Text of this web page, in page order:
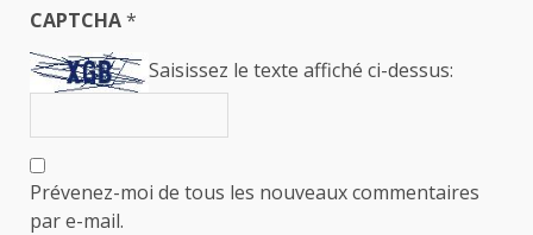
CAPTCHA*
Saisissez le texte affiché ci-dessus:
Prévenez-moi de tous les nouveaux commentaires
par e-mail.